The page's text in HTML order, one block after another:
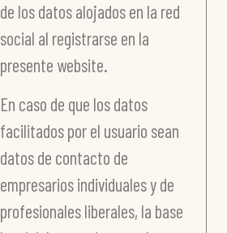
de los datos alojados en la red
social al registrarse en la
presente website.
En caso de que los datos
facilitados por el usuario sean
datos de contacto de
empresarios individuales y de
profesionales liberales, la base